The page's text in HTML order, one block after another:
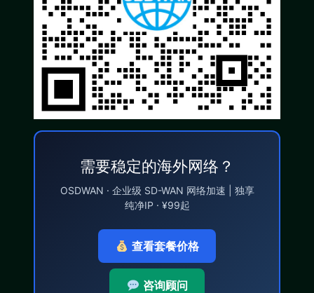
需要稳定的海外网络？
OSDWAN · 企业级 SD-WAN 网络加速 | 独享
纯净IP · ¥99起
查看套餐价格
咨询顾问